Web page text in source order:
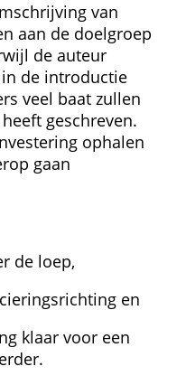
van
aan de doelgroep
de auteur
de introductie
veel baat zullen
geschreven.
ophalen
gaan
de loep,
en
klaar voor een